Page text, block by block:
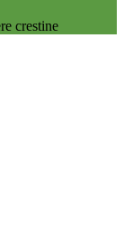
crestine